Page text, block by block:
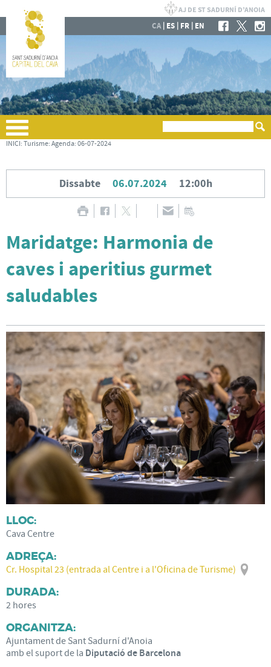
CA| ES | FR | EN
INICI: Turisme: Agenda: 06-07-2024
Dissabte 06.07.2024 12:00h
Maridatge: Harmonia de
caves i aperitius gurmet
saludables
LLOC:
Cava Centre
ADREÇA:
Cr. Hospital 23 (entrada al Centre i a l'Oficina de Turisme)
DURADA:
2 hores
ORGANITZA:
Ajuntament de Sant Sadurní d'Anoia
amb el suport de la Diputació de Barcelona